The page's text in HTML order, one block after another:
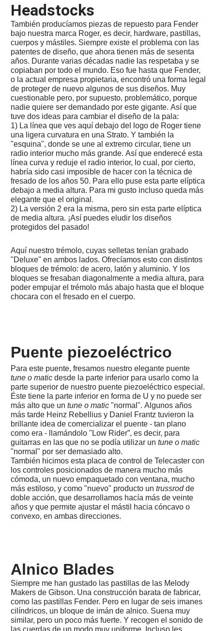
y
sus
aranceles...
2025
-
La
situación
mundial
2024-
08
Azores
2024
-
Religiones
y
actualidad
...
2024-
04
-
Sevilla,
Copa
del
Rey
Bilbao
vs.
Mallorca
2023
-
08
-
-
Ciudad
de
Cabo,
Sudafrica
2023
-
08
-
Sudafrica,
Santa
Lucia
2023
-
08
-
Sudafrica,
106
o
"La
mejor
manera
de
joderse".
Headstocks
También producíamos piezas de repuesto para Fender
bajo nuestra marca Roger, es decir, hardware, pastillas,
cuerpos y mástiles. Siempre existe el problema con las
patentes de diseño, que ahora tienen más de sesenta
años. Durante varias décadas nadie las respetaba y se
copiaban por todo el mundo. Eso fue hasta que Fender,
o la actual empresa propietaria, encontró una forma legal
de proteger de nuevo algunos de sus diseños. Muy
cuestionable pero, por supuesto, problemático, porque
nadie quiere ser demandado por este gigante. Así que
tuve dos ideas para cambiar el diseño de la pala:
1) La línea que ves aquí debajo del logo de Roger tiene
una ligera curvatura en una Strato. Y también la
"esquina", donde se une al extremo circular, tiene un
radio interior mucho más grande. Así que enderecé esta
línea curva y reduje el radio interior, lo cual, por cierto,
habría sido casi imposible de hacer con la técnica de
fresado de los años 50. Para ello puse esta parte elíptica
debajo a media altura. Para mi gusto incluso queda más
elegante que el original.
2) La versión 2 era la misma, pero sin esta parte elíptica
de media altura. ¡Así puedes eludir los diseños
protegidos del pasado!
Aquí nuestro trémolo, cuyas selletas tenían grabado
"Deluxe" en ambos lados. Ofrecíamos esto con distintos
bloques de trémolo: de acero, latón y aluminio. Y los
bloques se fresaban diagonalmente a media altura, para
poder empujar el trémolo más abajo hasta que el bloque
chocara con el fresado en el cuerpo.
Puente piezoeléctrico
Para este puente, fresamos nuestro elegante puente
tune o maticdesde la parte inferior para usarlo como la
parte superior de nuestro puente piezoeléctrico especial.
Éste tiene la parte inferior en forma de U y no puede ser
más alto que untune o matic "normal". Algunos años
más tarde Heinz Rebellius y Daniel Frantz tuvieron la
brillante idea de comercializar el puente - tan plano
como era - llamándolo "Low Rider”, es decir, para
guitarras en las que no se podía utilizar untune o matic
"normal" por ser demasiado alto.
También hicimos esta placa de control de Telecaster con
los controles posicionados de manera mucho más
cómoda, un nuevo empaquetado con ventana, mucho
más estiloso, y como "nuevo" producto untrussrodde
doble acción, que desarrollamos hacía más de veinte
años y que permite ajustar el mástil hacia cóncavo o
convexo, en ambas direcciones.
Alnico Blades
Siempre me han gustado las pastillas de las Melody
Makers de Gibson. Una construcción barata de fabricar,
como las pastillas Fender. Pero en lugar de seis imanes
cilíndricos, un bloque de imán de alnico. Suena muy
similar, pero un poco más fuerte. Y recogen el sonido de
las cuerdas de un modo muy uniforme. Incluso les